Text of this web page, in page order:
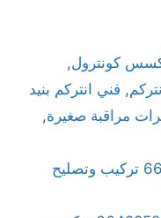
كونترول,
, فني انتركم بنيد
مراقبة صغيرة,
فني انتركم القادسية 66428585 تركيب وتصليح